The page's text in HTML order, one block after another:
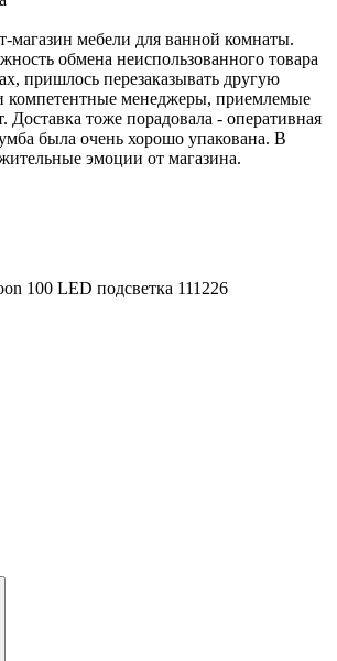
магазин мебели для ванной комнаты.
обмена неиспользованного товара
пришлось перезаказывать другую
компетентные менеджеры, приемлемые
Доставка тоже порадовала - оперативная
была очень хорошо упакована. В
эмоции от магазина.
100 LED подсветка 111226